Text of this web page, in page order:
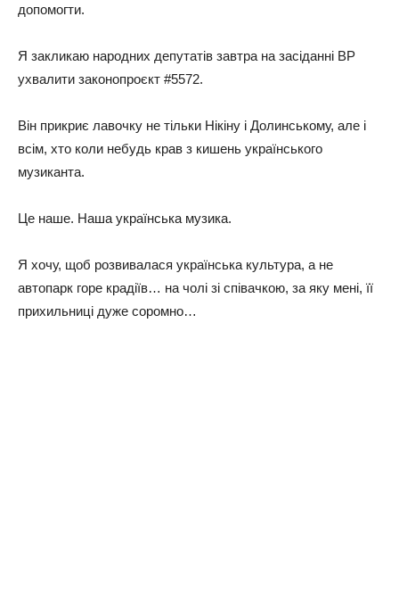
допомогти.
Я закликаю народних депутатів завтра на засіданні ВР
ухвалити законопроєкт #5572.
Він прикриє лавочку не тільки Нікіну і Долинському, але і
всім, хто коли небудь крав з кишень українського
музиканта.
Це наше. Наша українська музика.
Я хочу, щоб розвивалася українська культура, а не
автопарк горе крадіїв… на чолі зі співачкою, за яку мені, її
прихильниці дуже соромно…